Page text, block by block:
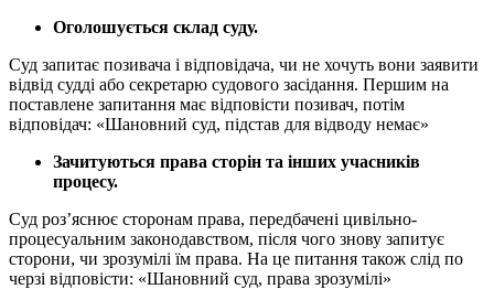
Оголошується склад суду.
Суд запитає позивача і відповідача, чи не хочуть вони заявити
відвід судді або секретарю судового засідання. Першим на
поставлене запитання має відповісти позивач, потім
відповідач: «Шановний суд, підстав для відводу немає»
Зачитуються права сторін та інших учасників
процесу.
Суд роз’яснює сторонам права, передбачені цивільно-
процесуальним законодавством, після чого знову запитує
сторони, чи зрозумілі їм права. На це питання також слід по
черзі відповісти: «Шановний суд, права зрозумілі»